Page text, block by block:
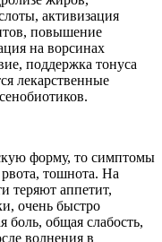
активизация
повышение
на ворсинах
поддержка тонуса
лекарственные
форму, то симптомы
рвота, тошнота. На
теряют аппетит,
очень быстро
боль, общая слабость,
волнения в